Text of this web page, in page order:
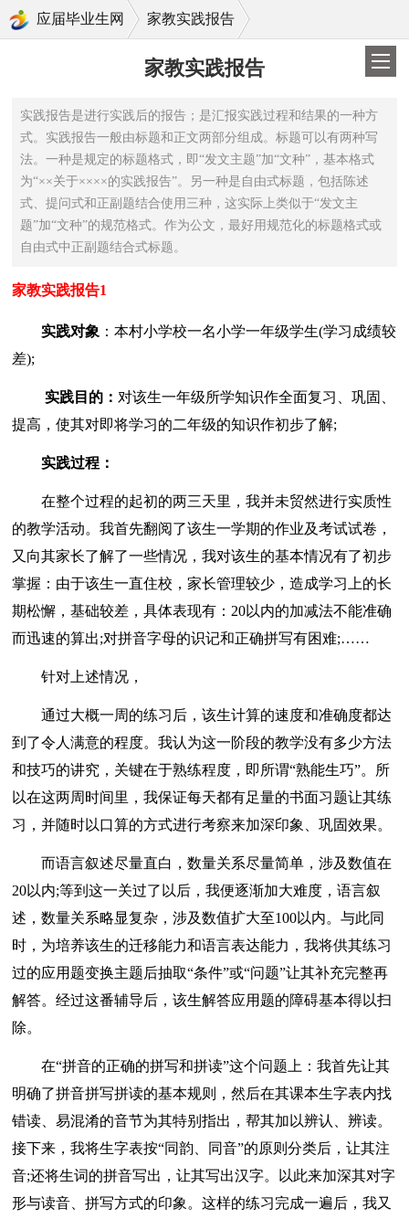
应届毕业生网 家教实践报告
家教实践报告
实践报告是进行实践后的报告；是汇报实践过程和结果的一种方
式。实践报告一般由标题和正文两部分组成。标题可以有两种写
法。一种是规定的标题格式，即“发文主题”加“文种”，基本格式
为“××关于××××的实践报告”。另一种是自由式标题，包括陈述
式、提问式和正副题结合使用三种，这实际上类似于“发文主
题”加“文种”的规范格式。作为公文，最好用规范化的标题格式或
自由式中正副题结合式标题。
家教实践报告1
实践对象 ：本村小学校一名小学一年级学生(学习成绩较
差);
实践目的： 对该生一年级所学知识作全面复习、巩固、
提高，使其对即将学习的二年级的知识作初步了解;
实践过程：
在整个过程的起初的两三天里，我并未贸然进行实质性
的教学活动。我首先翻阅了该生一学期的作业及考试试卷，
又向其家长了解了一些情况，我对该生的基本情况有了初步
掌握：由于该生一直住校，家长管理较少，造成学习上的长
期松懈，基础较差，具体表现有：20以内的加减法不能准确
而迅速的算出;对拼音字母的识记和正确拼写有困难;……
针对上述情况，
通过大概一周的练习后，该生计算的速度和准确度都达
到了令人满意的程度。我认为这一阶段的教学没有多少方法
和技巧的讲究，关键在于熟练程度，即所谓“熟能生巧”。所
以在这两周时间里，我保证每天都有足量的书面习题让其练
习，并随时以口算的方式进行考察来加深印象、巩固效果。
而语言叙述尽量直白，数量关系尽量简单，涉及数值在
20以内;等到这一关过了以后，我便逐渐加大难度，语言叙
述，数量关系略显复杂，涉及数值扩大至100以内。与此同
时，为培养该生的迁移能力和语言表达能力，我将供其练习
过的应用题变换主题后抽取“条件”或“问题”让其补充完整再
解答。经过这番辅导后，该生解答应用题的障碍基本得以扫
除。
在“拼音的正确的拼写和拼读”这个问题上：我首先让其
明确了拼音拼写拼读的基本规则，然后在其课本生字表内找
错读、易混淆的音节为其特别指出，帮其加以辨认、辨读。
接下来，我将生字表按“同韵、同音”的原则分类后，让其注
音;还将生词的拼音写出，让其写出汉字。以此来加深其对字
形与读音、拼写方式的印象。这样的练习完成一遍后，我又